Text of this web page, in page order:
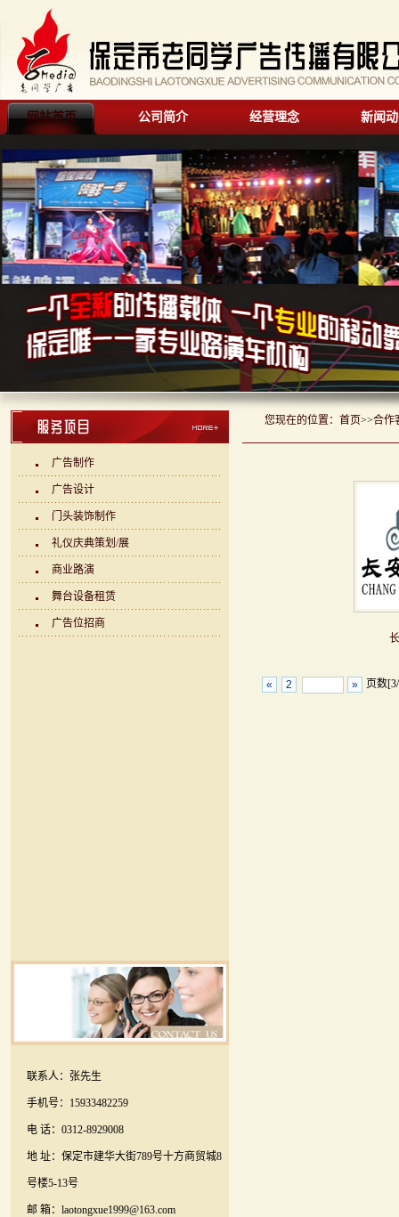
网站首页 公司简介 经营理念 新闻
广告制作
广告设计
门头装饰制作
礼仪庆典策划/展
商业路演
舞台设备租赁
广告位招商
联系人：张先生
手机号：15933482259
电 话：0312-8929008
地 址：保定市建华大街789号十方商贸城8
号楼5-13号
邮 箱：laotongxue1999@163.com
您现在的位置： 首页>>合作
« 2 » 页数